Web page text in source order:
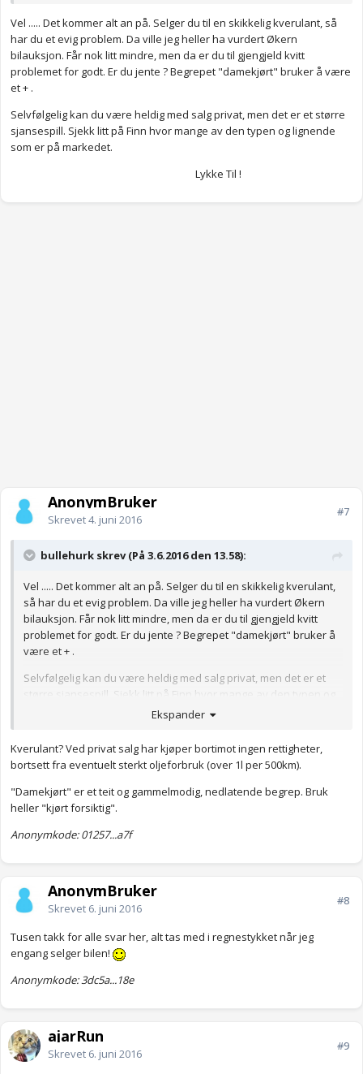
annen, at du ikke desperat prøver å bli kvitt den. Jeg ville priset
litt høyere enn jeg egentlig ønsket. Om det ikke er veldig
usannsynlig i forhold til markedet, at du får solgt den da.
Anonymkode: 7d3c0...b4a
Vel ..... Det kommer alt an på. Selger du til en skikkelig kverulant, så
har du et evig problem. Da ville jeg heller ha vurdert Økern
bilauksjon. Får nok litt mindre, men da er du til gjengjeld kvitt
problemet for godt. Er du jente ? Begrepet "damekjørt" bruker å være
et + .
Selvfølgelig kan du være heldig med salg privat, men det er et større
sjansespill. Sjekk litt på Finn hvor mange av den typen og lignende
som er på markedet.
Lykke Til !
AnonymBruker
Skrevet4. juni 2016
#7
bullehurk skrev (På 3.6.2016 den 13.58):
Vel ..... Det kommer alt an på. Selger du til en skikkelig kverulant,
så har du et evig problem. Da ville jeg heller ha vurdert Økern
bilauksjon. Får nok litt mindre, men da er du til gjengjeld kvitt
problemet for godt. Er du jente ? Begrepet "damekjørt" bruker å
være et + .
Selvfølgelig kan du være heldig med salg privat, men det er et
større sjansespill. Sjekk litt på Finn hvor mange av den typen og
lignende som er på markedet.
Ekspander
Kverulant? Ved privat salg har kjøper bortimot ingen rettigheter,
bortsett fra eventuelt sterkt oljeforbruk (over 1l per 500km).
"Damekjørt" er et teit og gammelmodig, nedlatende begrep. Bruk
heller "kjørt forsiktig".
Anonymkode: 01257...a7f
AnonymBruker
Skrevet 6. juni 2016
#8
Tusen takk for alle svar her, alt tas med i regnestykket når jeg
engang selger bilen!
Anonymkode: 3dc5a...18e
ajarRun
Skrevet 6. juni 2016
#9